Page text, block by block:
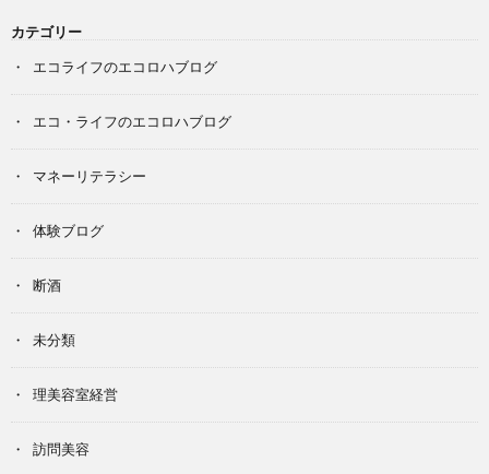
カテゴリー
エコライフのエコロハブログ
エコ・ライフのエコロハブログ
マネーリテラシー
体験ブログ
断酒
未分類
理美容室経営
訪問美容